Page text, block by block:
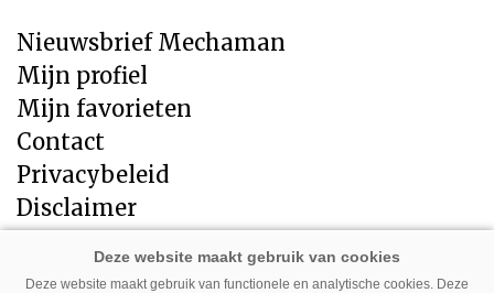
Nieuwsbrief Mechaman
Mijn profiel
Mijn favorieten
Contact
Privacybeleid
Disclaimer
Direct naar
Deze website maakt gebruik van functionele en analytische cookies. Deze